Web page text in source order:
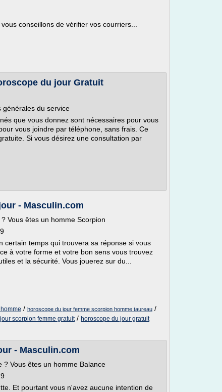
conseillons de vérifier vos courriers...
du jour Gratuit
générales du service
que vous donnez sont nécessaires pour vous
vous joindre par téléphone, sans frais. Ce
Si vous désirez une consultation par
- Masculin.com
Vous êtes un homme Scorpion
certain temps qui trouvera sa réponse si vous
à votre forme et votre bon sens vous trouvez
et la sécurité. Vous jouerez sur du...
/ horoscope du jour femme scorpion homme taureau /
scorpion femme gratuit/ horoscope du jour gratuit
- Masculin.com
Vous êtes un homme Balance
Et pourtant vous n'avez aucune intention de